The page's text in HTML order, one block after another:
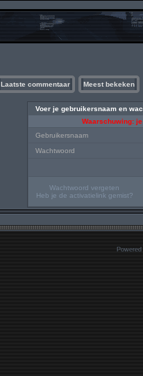
Laatste commentaar Meest bekeken
Voer je gebruikersnaam en
Waarschuwing:
Gebruikersnaam
Wachtwoord
Wachtwoord vergeten
Heb je de activatielink gemist?